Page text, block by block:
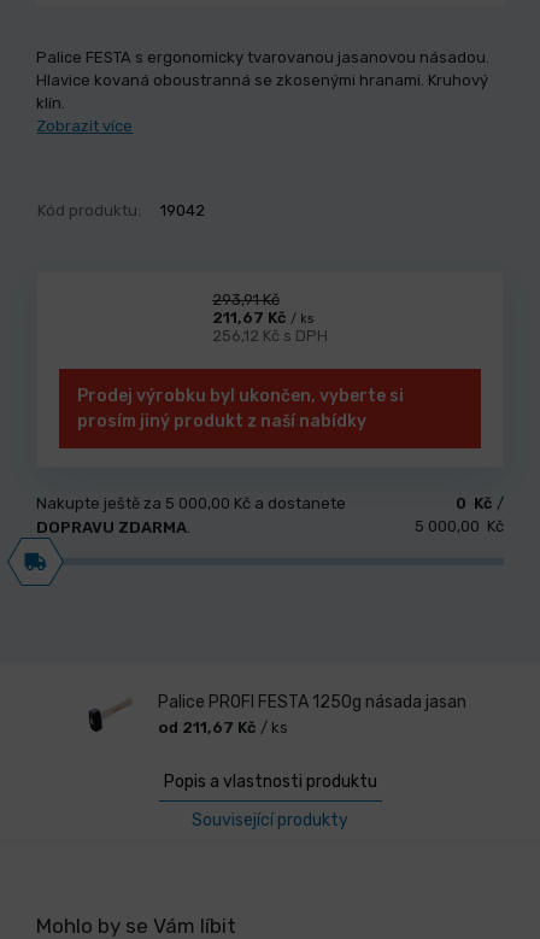
Palice FESTA s ergonomicky tvarovanou jasanovou násadou.
Hlavice kovaná oboustranná se zkosenými hranami. Kruhový
klín.
Zobrazit více
Kód produktu: 19042
293,91 Kč
211,67 Kč / ks
256,12 Kč s DPH
Prodej výrobku byl ukončen, vyberte si
prosím jiný produkt z naší nabídky
Nakupte ještě za 5 000,00 Kč a dostanete
DOPRAVU ZDARMA.
0 Kč /
5 000,00 Kč
Palice PROFI FESTA 1250g násada jasan
od 211,67 Kč / ks
Popis a vlastnosti produktu
Související produkty
Mohlo by se Vám líbit